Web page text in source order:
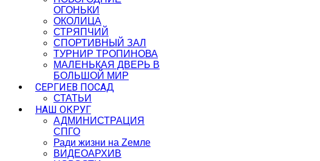
ОГОНЬКИ
ОКОЛИЦА
СТРЯПЧИЙ
СПОРТИВНЫЙ ЗАЛ
ТУРНИР ТРОПИНОВА
МАЛЕНЬКАЯ ДВЕРЬ В
БОЛЬШОЙ МИР
СЕРГИЕВ ПОСАД
СТАТЬИ
НАШ ОКРУГ
АДМИНИСТРАЦИЯ
СПГО
Ради жизни на Zемле
ВИДЕОАРХИВ